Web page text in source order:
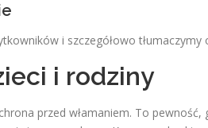
i szczegółowo tłumaczymy
i rodziny
przed włamaniem. To pewność,